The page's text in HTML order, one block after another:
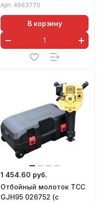
Арт. 4663770
В корзину
1 454.60 руб.
Отбойный молоток ТСС
GJH95 026752 (с